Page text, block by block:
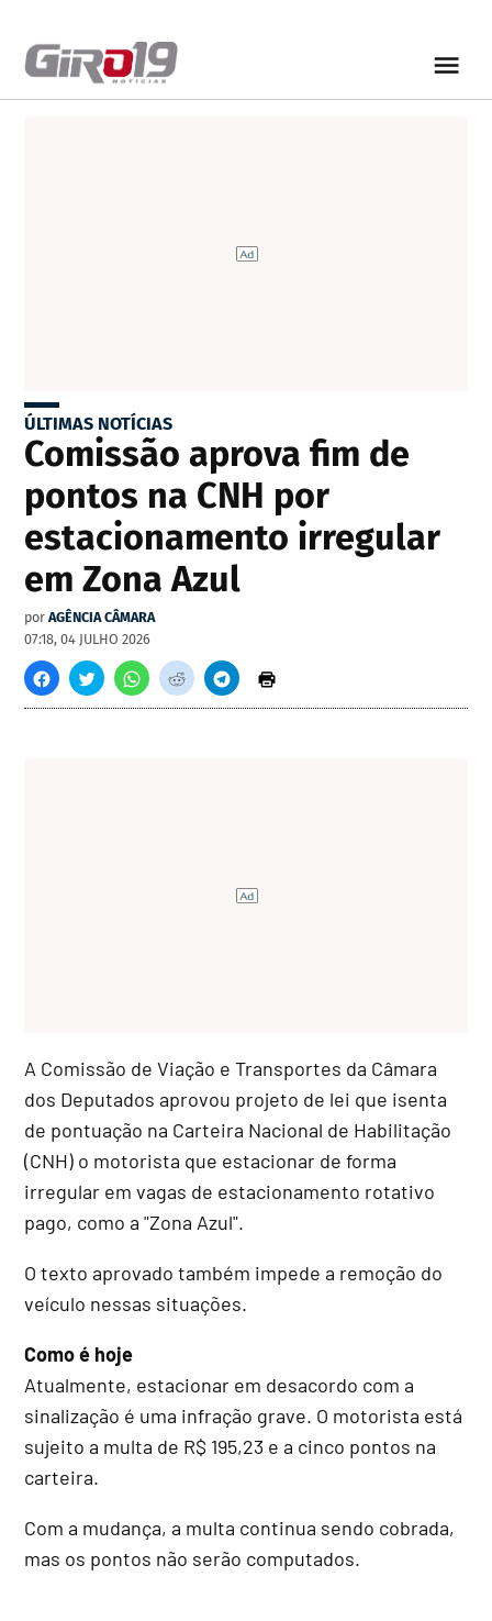
ÚLTIMAS NOTÍCIAS
Comissão aprova fim de
pontos na CNH por
estacionamento irregular
em Zona Azul
por AGÊNCIA CÂMARA
07:18, 04 JULHO 2026
A Comissão de Viação e Transportes da Câmara
dos Deputados aprovou projeto de lei que isenta
de pontuação na Carteira Nacional de Habilitação
(CNH) o motorista que estacionar de forma
irregular em vagas de estacionamento rotativo
pago, como a "Zona Azul".
O texto aprovado também impede a remoção do
veículo nessas situações.
Como é hoje
Atualmente, estacionar em desacordo com a
sinalização é uma infração grave. O motorista está
sujeito a multa de R$ 195,23 e a cinco pontos na
carteira.
Com a mudança, a multa continua sendo cobrada,
mas os pontos não serão computados.